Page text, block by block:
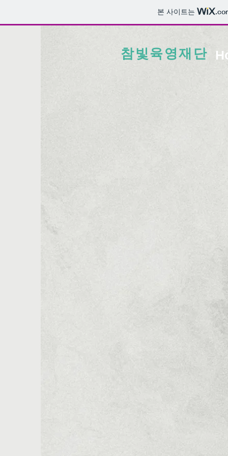
본 사이트는
참빛육영재단